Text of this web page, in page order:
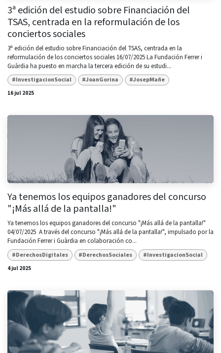
3ª edición del estudio sobre Financiación del
TSAS, centrada en la reformulación de los
conciertos sociales
3ª edición del estudio sobre Financiación del TSAS, centrada en la
reformulación de los conciertos sociales 16/07/2025 La Fundación Ferrer i
Guàrdia ha puesto en marcha la tercera edición de su estudi...
#InvestigacionSocial #JoanGorina
#JosepMañe
16 jul 2025
Ya tenemos los equipos ganadores del concurso
"¡Más allá de la pantalla!"
Ya tenemos los equipos ganadores del concurso "¡Más allá de la pantalla!"
04/07/2025 ​ A través del concurso "¡Más allá de la pantalla!", impulsado por la
Fundación Ferrer i Guàrdia en colaboración co...
#DerechosDigitales #DerechosSociales
#InvestigacionSocial
4 jul 2025